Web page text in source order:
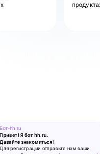
Бот-hh.ru
Привет! Я бот hh.ru.
Давайте знакомиться!
Для регистрации отправьте нам ваши